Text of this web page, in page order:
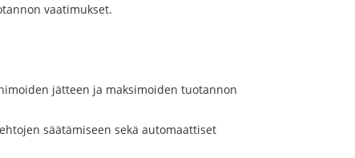
vaatimukset.
jätteen ja maksimoiden tuotannon
säätämiseen sekä automaattiset